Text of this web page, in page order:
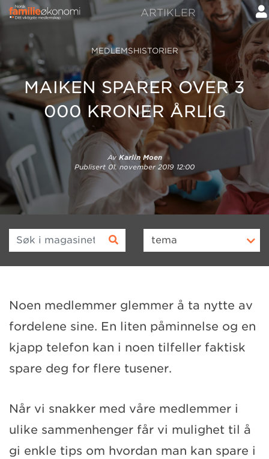
ARTIKLER
MEDLEMSHISTORIER
MAIKEN SPARER OVER 3
000 KRONER ÅRLIG
AvKarlin Moen
Publisert 01. november 2019 12:00
Søk i magasinet tema
Noen medlemmer glemmer å ta nytte av
fordelene sine. En liten påminnelse og en
kjapp telefon kan i noen tilfeller faktisk
spare deg for flere tusener.
Når vi snakker med våre medlemmer i
ulike sammenhenger får vi mulighet til å
gi enkle tips om hvordan man kan spare i